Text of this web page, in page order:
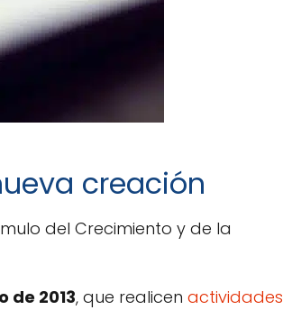
creación
del Crecimiento y de la
de 2013, que realicen actividades